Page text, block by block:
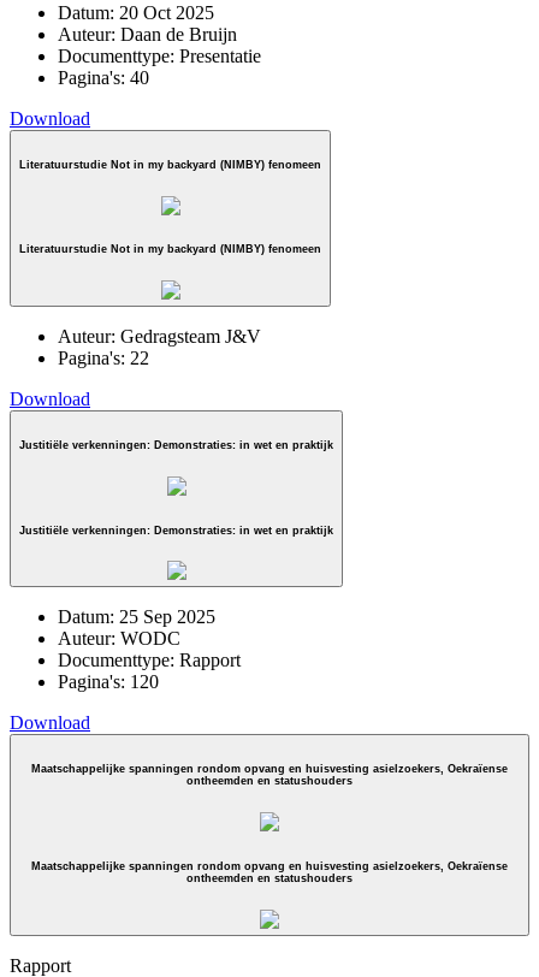
Datum: 20 Oct 2025
Auteur: Daan de Bruijn
Documenttype: Presentatie
Pagina's: 40
Download
Literatuurstudie Not in my backyard (NIMBY) fenomeen
Literatuurstudie Not in my backyard (NIMBY) fenomeen
Auteur: Gedragsteam J&V
Pagina's: 22
Download
Justitiële verkenningen: Demonstraties: in wet en praktijk
Justitiële verkenningen: Demonstraties: in wet en praktijk
Datum: 25 Sep 2025
Auteur: WODC
Documenttype: Rapport
Pagina's: 120
Download
Maatschappelijke spanningen rondom opvang en huisvesting asielzoekers, Oekraïense
ontheemden en statushouders
Maatschappelijke spanningen rondom opvang en huisvesting asielzoekers, Oekraïense
ontheemden en statushouders
Rapport